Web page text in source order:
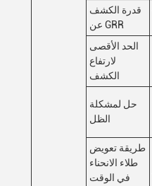
قدرة الكشف
عن GRR
الحد الأقصى
لارتفاع
الكشف
حل لمشكلة
الظل
طريقة تعويض
طلاء الانحناء
في الوقت